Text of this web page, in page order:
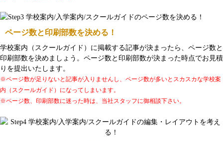
ページ数と印刷部数を決める！
学校案内（スクールガイド）に掲載する記事が決まったら、ページ数と
印刷部数を決めましょう。ページ数と印刷部数が決まった時点でお見積
りを提出いたします。
※ページ数が足りないと記事が入りませんし、ページ数が多いとスカスカな学校案
内（スクールガイド）になってしまいます。
※ページ数、印刷部数に迷った時は、当社スタッフに御相談下さい。